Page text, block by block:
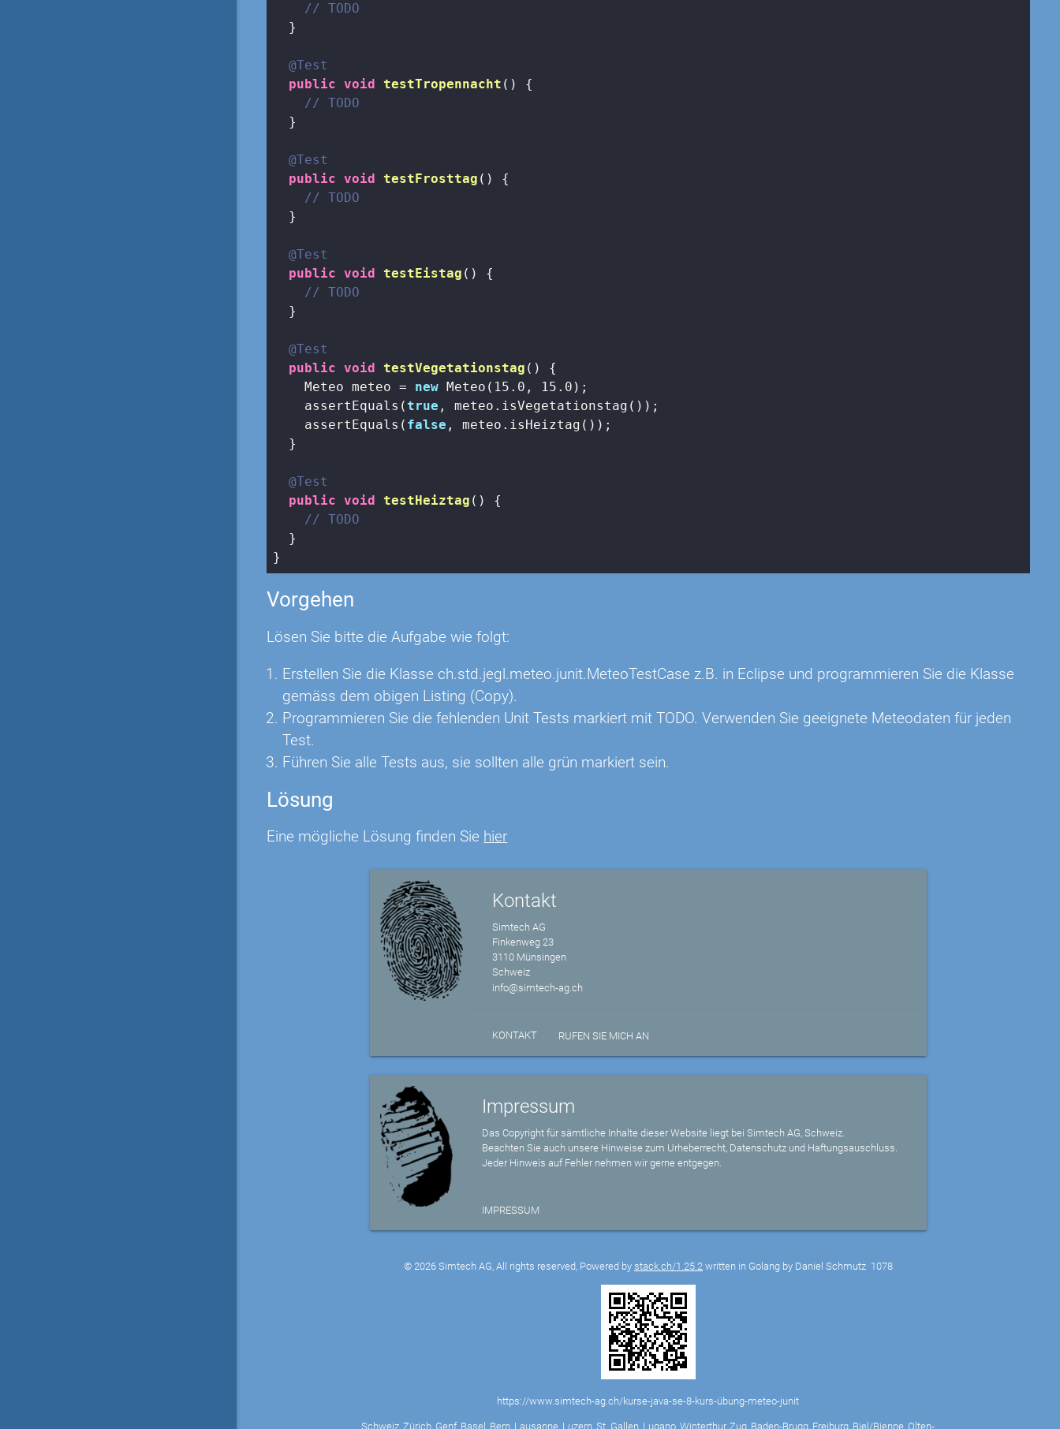
// TODO
  }
@Test
public void testTropennacht ()
{
// TODO
  }
@Test
public void testFrosttag ()
{
// TODO
  }
@Test
public void testEistag ()
{
// TODO
  }
@Test
public void testVegetationstag ()
{
    Meteo meteo =
new Meteo( 15.0 , 15.0 );
    assertEquals(
true , meteo.isVegetationstag());
    assertEquals(
false , meteo.isHeiztag());
  }
@Test
public void testHeiztag ()
{
// TODO
  }
}
Vorgehen
Lösen Sie bitte die Aufgabe wie folgt:
Erstellen Sie die Klasse ch.std.jegl.meteo.junit.MeteoTestCase z.B. in Eclipse und programmieren Sie die Klasse
gemäss dem obigen Listing (Copy).
Programmieren Sie die fehlenden Unit Tests markiert mit TODO. Verwenden Sie geeignete Meteodaten für jeden
Test.
Führen Sie alle Tests aus, sie sollten alle grün markiert sein.
Lösung
Eine mögliche Lösung finden Sie hier
Kontakt
Simtech AG
Finkenweg 23
3110 Münsingen
Schweiz
info@simtech-ag.ch
KONTAKT RUFEN SIE MICH AN
Impressum
Das Copyright für sämtliche Inhalte dieser Website liegt bei Simtech AG, Schweiz.
Beachten Sie auch unsere Hinweise zum Urheberrecht, Datenschutz und Haftungsauschluss.
Jeder Hinweis auf Fehler nehmen wir gerne entgegen.
IMPRESSUM
© 2026 Simtech AG, All rights reserved, Powered by stack.ch/1.25.2written in Golang by Daniel Schmutz 1078
https://www.simtech-ag.ch/kurse-java-se-8-kurs-übung-meteo-junit
Schweiz, Zürich, Genf, Basel, Bern, Lausanne, Luzern, St. Gallen, Lugano, Winterthur, Zug, Baden-Brugg, Freiburg, Biel/Bienne, Olten-